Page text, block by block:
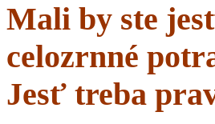
Mali by ste
celozrnné
Jesť treba